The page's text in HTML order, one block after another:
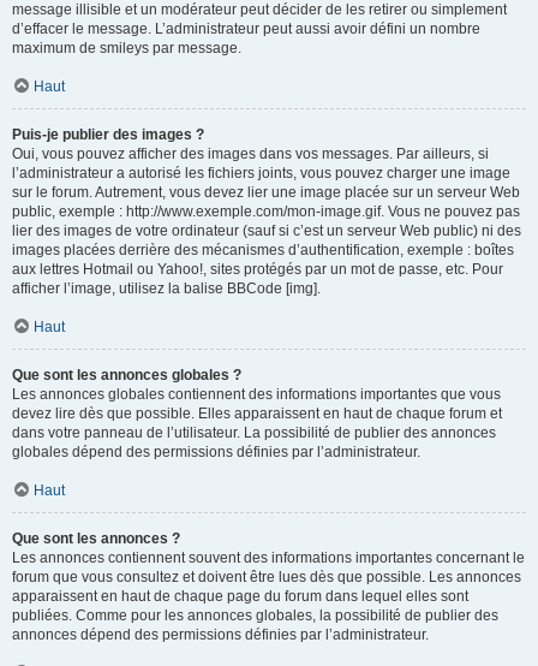
message illisible et un modérateur peut décider de les retirer ou simplement
d’effacer le message. L’administrateur peut aussi avoir défini un nombre
maximum de smileys par message.
Haut
Puis-je publier des images ?
Oui, vous pouvez afficher des images dans vos messages. Par ailleurs, si
l’administrateur a autorisé les fichiers joints, vous pouvez charger une image
sur le forum. Autrement, vous devez lier une image placée sur un serveur Web
public, exemple : http://www.exemple.com/mon-image.gif. Vous ne pouvez pas
lier des images de votre ordinateur (sauf si c’est un serveur Web public) ni des
images placées derrière des mécanismes d’authentification, exemple : boîtes
aux lettres Hotmail ou Yahoo!, sites protégés par un mot de passe, etc. Pour
afficher l’image, utilisez la balise BBCode [img].
Haut
Que sont les annonces globales ?
Les annonces globales contiennent des informations importantes que vous
devez lire dès que possible. Elles apparaissent en haut de chaque forum et
dans votre panneau de l’utilisateur. La possibilité de publier des annonces
globales dépend des permissions définies par l’administrateur.
Haut
Que sont les annonces ?
Les annonces contiennent souvent des informations importantes concernant le
forum que vous consultez et doivent être lues dès que possible. Les annonces
apparaissent en haut de chaque page du forum dans lequel elles sont
publiées. Comme pour les annonces globales, la possibilité de publier des
annonces dépend des permissions définies par l’administrateur.